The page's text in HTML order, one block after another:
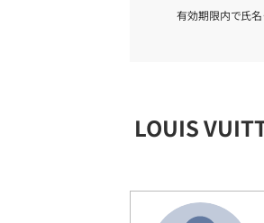
有効期限内で氏名
LOUIS